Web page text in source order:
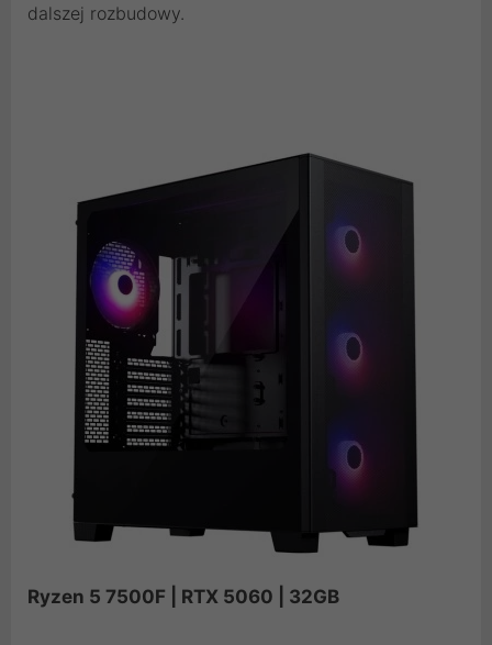
dalszej rozbudowy.
Ryzen 5 7500F | RTX 5060 | 32GB